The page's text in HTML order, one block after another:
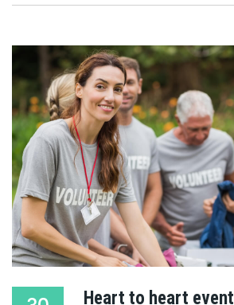
Heart to heart event